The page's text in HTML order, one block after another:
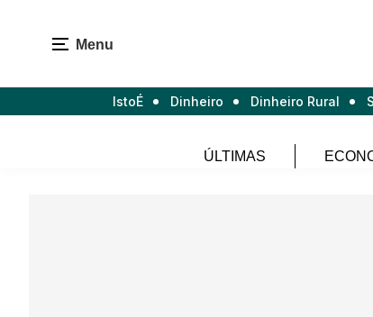
Menu
IstoÉ Dinheiro Dinheiro Rural
ÚLTIMAS